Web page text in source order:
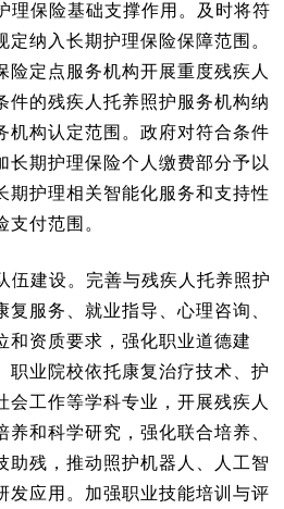
保险基础支撑作用。及时将符
纳入长期护理保险保障范围。
险定点服务机构开展重度残疾人
件的残疾人托养照护服务机构纳
机构认定范围。政府对符合条件
长期护理保险个人缴费部分予以
期护理相关智能化服务和支持性
付范围。
建设。完善与残疾人托养照护
复服务、就业指导、心理咨询、
和资质要求，强化职业道德建
职业院校依托康复治疗技术、护
会工作等学科专业，开展残疾人
和科学研究，强化联合培养、
助残，推动照护机器人、人工智
发应用。加强职业技能培训与评